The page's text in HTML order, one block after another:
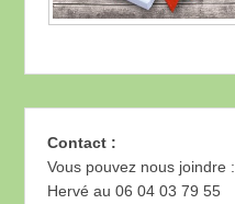
Contact :
Vous pouvez nous joindre :
Hervé au 06 04 03 79 55